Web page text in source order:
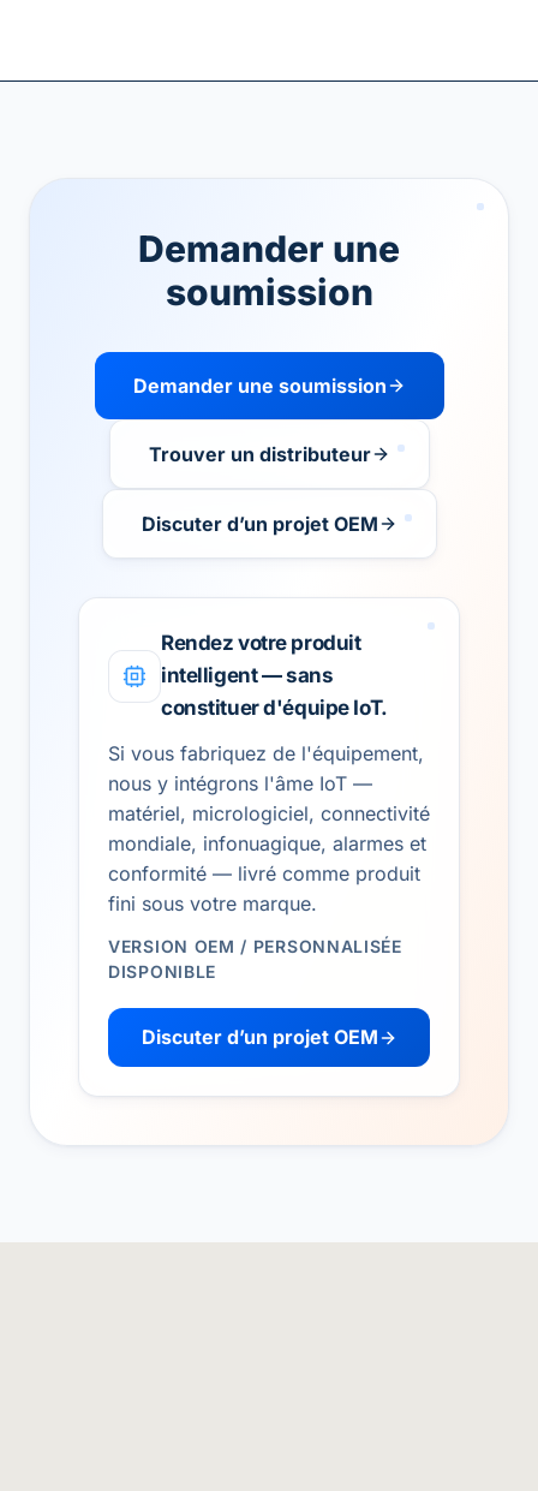
Demander une
soumission
Demander une soumission
Trouver un distributeur
Discuter d’un projet OEM
Rendez votre produit
intelligent — sans
constituer d'équipe IoT.
Si vous fabriquez de l'équipement,
nous y intégrons l'âme IoT —
matériel, micrologiciel, connectivité
mondiale, infonuagique, alarmes et
conformité — livré comme produit
fini sous votre marque.
VERSION OEM / PERSONNALISÉE
DISPONIBLE
Discuter d’un projet OEM